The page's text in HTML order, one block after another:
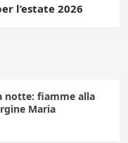
l’estate 2026
notte: fiamme alla
Maria